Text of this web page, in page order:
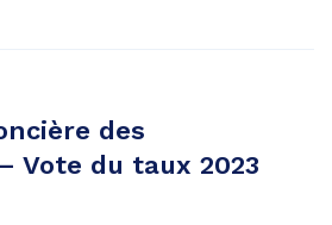
des
Vote du taux 2023